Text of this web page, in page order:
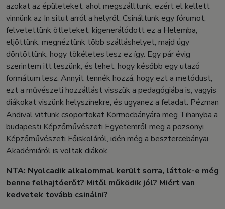
azokat az épületeket, ahol megszálltunk, ezért el kellett
vinnünk az In situt arról a helyről. Csináltunk egy fórumot,
felvetettünk ötleteket, kigenerálódott ez a Helemba,
eljöttünk, megnéztünk több szálláshelyet, majd úgy
döntöttünk, hogy tökéletes lesz ez így. Egy pár évig
szerintem itt leszünk, és lehet, hogy később egy utazó
formátum lesz. Annyit tennék hozzá, hogy ezt a metódust,
ezt a művészeti hozzállást visszük a pedagógiába is, vagyis
diákokat viszünk helyszínekre, és ugyanez a feladat. Pézman
Andival vittünk csoportokat Körmöcbányára meg Tihanyba a
budapesti Képzőművészeti Egyetemről meg a pozsonyi
Képzőművészeti Főiskoláról, idén még a besztercebányai
Akadémiáról is voltak diákok.
NTA: Nyolcadik alkalommal került sorra, láttok-e még
benne felhajtóerőt? Mitől működik jól? Miért van
kedvetek tovább csinálni?